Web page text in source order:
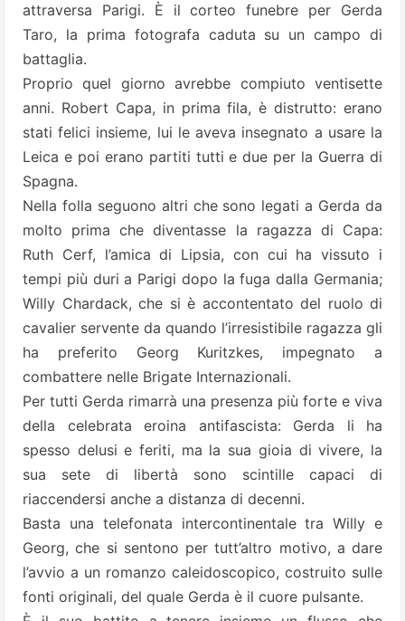
attraversa Parigi. È il corteo funebre per Gerda
Taro, la prima fotografa caduta su un campo di
battaglia.
Proprio quel giorno avrebbe compiuto ventisette
anni. Robert Capa, in prima fila, è distrutto: erano
stati felici insieme, lui le aveva insegnato a usare la
Leica e poi erano partiti tutti e due per la Guerra di
Spagna.
Nella folla seguono altri che sono legati a Gerda da
molto prima che diventasse la ragazza di Capa:
Ruth Cerf, l’amica di Lipsia, con cui ha vissuto i
tempi più duri a Parigi dopo la fuga dalla Germania;
Willy Chardack, che si è accontentato del ruolo di
cavalier servente da quando l’irresistibile ragazza gli
ha preferito Georg Kuritzkes, impegnato a
combattere nelle Brigate Internazionali.
Per tutti Gerda rimarrà una presenza più forte e viva
della celebrata eroina antifascista: Gerda li ha
spesso delusi e feriti, ma la sua gioia di vivere, la
sua sete di libertà sono scintille capaci di
riaccendersi anche a distanza di decenni.
Basta una telefonata intercontinentale tra Willy e
Georg, che si sentono per tutt’altro motivo, a dare
l’avvio a un romanzo caleidoscopico, costruito sulle
fonti originali, del quale Gerda è il cuore pulsante.